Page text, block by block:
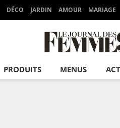
DÉCO JARDIN AMOUR MARIAGE
PRODUITS MENUS